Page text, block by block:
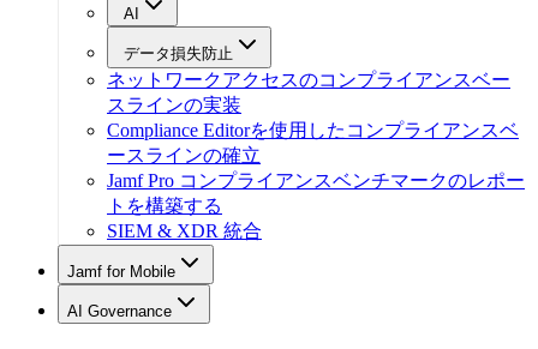
AI
データ損失防止
ネットワークアクセスのコンプライアンスベー
スラインの実装
Compliance Editorを使用したコンプライアンスベ
ースラインの確立
Jamf Pro コンプライアンスベンチマークのレポー
トを構築する
SIEM & XDR 統合
Jamf for Mobile
AI Governance